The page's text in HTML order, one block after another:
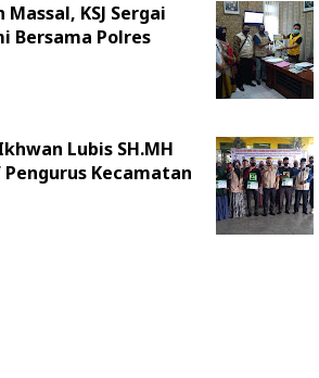
KSJ Sergai
Bersama Polres
Lubis SH.MH
Kecamatan